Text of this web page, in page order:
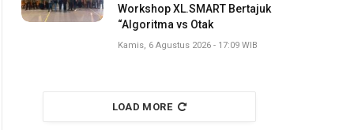
Workshop XL.SMART Bertajuk
“Algoritma vs Otak
Kamis, 6 Agustus 2026 - 17:09 WIB
LOAD MORE